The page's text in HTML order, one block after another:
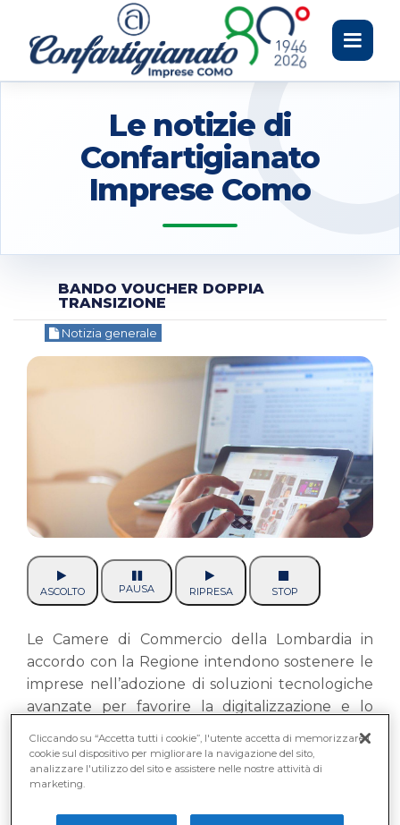
Toggle
Le notizie di
Confartigianato
Imprese Como
BANDO VOUCHER DOPPIA
TRANSIZIONE
Notizia generale
ASCOLTO PAUSA RIPRESA STOP
Le Camere di Commercio della Lombardia in
accordo con la Regione intendono sostenere le
imprese nell’adozione di soluzioni tecnologiche
avanzate per favorire la digitalizzazione e lo
volto in ottica con l’obiettivo di transizione
digitale ed ecologica.
Cliccando su “Accetta tutti i cookie”, l'utente accetta di memorizzare i
cookie sul dispositivo per migliorare la navigazione del sito,
analizzare l'utilizzo del sito e assistere nelle nostre attività di
marketing.